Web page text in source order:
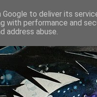
to deliver its
with performance and
address abuse.